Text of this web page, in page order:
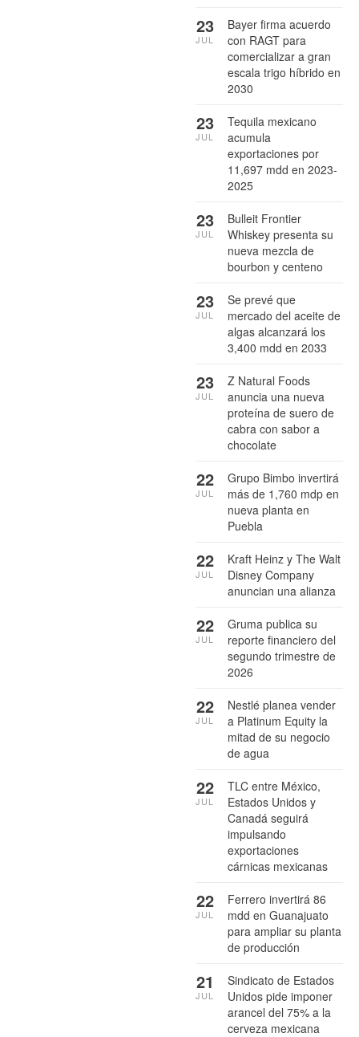
Bayer firma acuerdo
con RAGT para
comercializar a gran
escala trigo híbrido en
2030
23
JUL
Tequila mexicano
acumula
exportaciones por
11,697 mdd en 2023-
2025
23
JUL
Bulleit Frontier
Whiskey presenta su
nueva mezcla de
bourbon y centeno
23
JUL
Se prevé que
mercado del aceite de
algas alcanzará los
3,400 mdd en 2033
23
JUL
Z Natural Foods
anuncia una nueva
proteína de suero de
cabra con sabor a
chocolate
23
JUL
Grupo Bimbo invertirá
más de 1,760 mdp en
nueva planta en
Puebla
22
JUL
Kraft Heinz y The Walt
Disney Company
anuncian una alianza
22
JUL
Gruma publica su
reporte financiero del
segundo trimestre de
2026
22
JUL
Nestlé planea vender
a Platinum Equity la
mitad de su negocio
de agua
22
JUL
TLC entre México,
Estados Unidos y
Canadá seguirá
impulsando
exportaciones
cárnicas mexicanas
22
JUL
Ferrero invertirá 86
mdd en Guanajuato
para ampliar su planta
de producción
22
JUL
Sindicato de Estados
Unidos pide imponer
arancel del 75% a la
cerveza mexicana
21
JUL